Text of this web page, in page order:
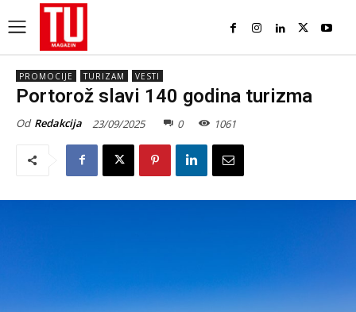
PROMOCIJE TURIZAM VESTI
Portorož slavi 140 godina turizma
Od Redakcija 23/09/2025 0 1061